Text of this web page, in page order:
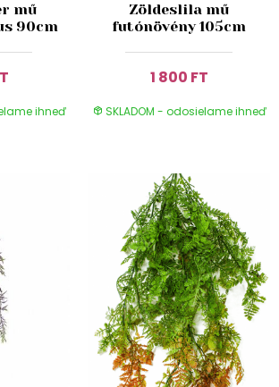
mű
90cm
ihneď
Zöldeslila mű
futónövény 105cm
1 800 FT
SKLADOM - odosielame ihneď